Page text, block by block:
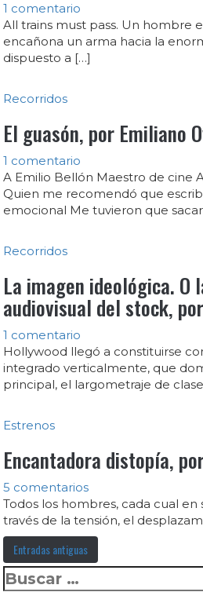
1 comentario
All trains must pass. Un hombre
encañona un arma hacia la
dispuesto a […]
Recorridos
El guasón, por Emiliano
1 comentario
A Emilio Bellón Maestro de cine
Quien me recomendó que
emocional Me tuvieron que
Recorridos
La imagen ideológica. O
audiovisual del stock,
1 comentario
Hollywood llegó a constituirse
integrado verticalmente, que
principal, el largometraje de
Estrenos
Encantadora distopía,
5 comentarios
Todos los hombres, cada cual en
través de la tensión, el
Entradas antiguas
Buscar: